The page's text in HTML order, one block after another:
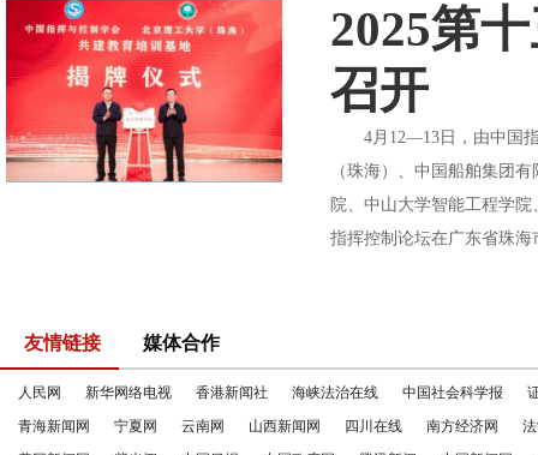
2025第
召开
4月12—13日，由中国指
（珠海）、中国船舶集团
院、中山大学智能工程学
指挥控制论坛在广东省珠
友情链接 媒体合作
人民网 新华网络电视 香港新闻社 海峡法治在线 中国社会科学报
青海新闻网
宁夏网 云南网 山西新闻网 四川在线 南方经济网